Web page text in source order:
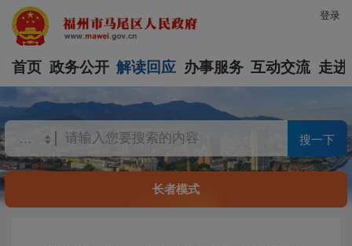
登录
首页 政务公开 解读回应 办事服务 互动交流 走进
搜一下
长者模式